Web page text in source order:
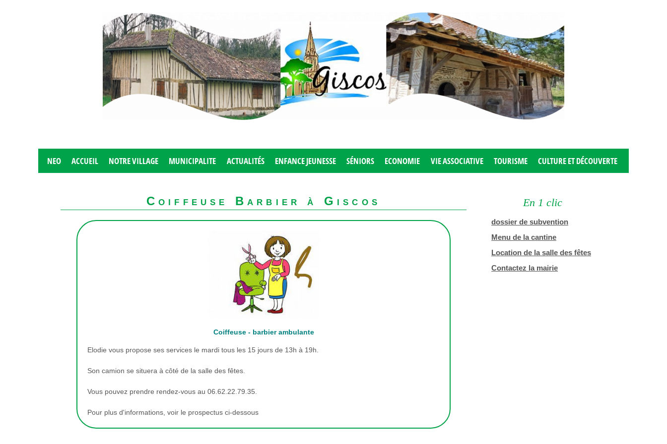
NEO ACCUEIL NOTRE VILLAGE MUNICIPALITE ACTUALITÉS ENFANCE JEUNESSE SÉNIORS ECONOMIE VIE ASSOCIATIVE TOURISME CULTURE ET DÉCOUVERTE
Coiffeuse Barbier à Giscos
Coiffeuse - barbier ambulante
Elodie vous propose ses services le mardi tous les 15 jours de 13h à 19h.
Son camion se situera à côté de la salle des fêtes.
Vous pouvez prendre rendez-vous au 06.62.22.79.35.
Pour plus d'informations, voir le prospectus ci-dessous
En 1 clic
dossier de subvention
Menu de la cantine
Location de la salle des fêtes
Contactez la mairie